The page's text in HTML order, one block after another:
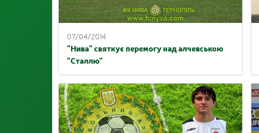
07/04/2014
"Нива" святкує перемогу над алчевською
"Сталлю"